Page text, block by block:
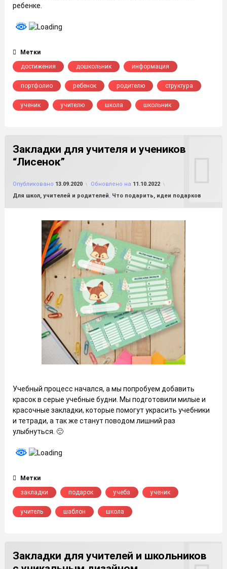
ребенке.
Метки
достижения
дошкольник информация
портфолио ребенок родителю структура
ученик учителю школа школьник
Закладки для учителя и учеников
“Лисенок”
Опубликовано 13.09.2020 Обновлено на 11.10.2022
Рубрики:
Для школ, учителей и родителей, Что подарить, идеи подарков
Учебный процесс начался, а мы попробуем добавить
красок в серые учебные будни. Мы подготовили милые и
красочные закладки, которые помогут украсить учебники
и тетради, а так же станут поводом лишний раз
улыбнуться. 🙂
Метки
закладки
подарок учеба ученик
учитель шаблон школа
Закладки для учителей и школьников